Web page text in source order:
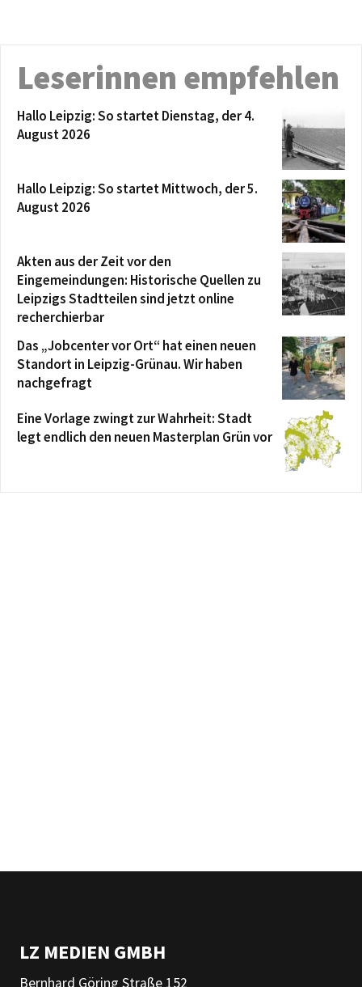
Leserinnen empfehlen
Hallo Leipzig: So startet Dienstag, der 4.
August 2026
Hallo Leipzig: So startet Mittwoch, der 5.
August 2026
Akten aus der Zeit vor den
Eingemeindungen: Historische Quellen zu
Leipzigs Stadtteilen sind jetzt online
recherchierbar
Das „Jobcenter vor Ort“ hat einen neuen
Standort in Leipzig-Grünau. Wir haben
nachgefragt
Eine Vorlage zwingt zur Wahrheit: Stadt
legt endlich den neuen Masterplan Grün vor
LZ MEDIEN GMBH
Bernhard Göring Straße 152